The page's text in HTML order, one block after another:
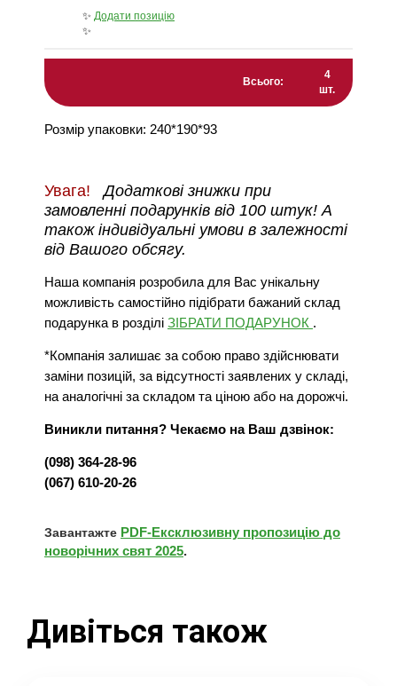
✨ Додати позицію
✨
Всього:
4
шт.
Розмір упаковки: 240*190*93
Увага!
Додаткові знижки при
замовленні подарунків від 100 штук! А
також індивідуальні умови в залежності
від Вашого обсягу.
Наша компанія розробила для Вас унікальну
можливість самостійно підібрати бажаний склад
подарунка в розділі ЗІБРАТИ ПОДАРУНОК .
*Компанія залишає за собою право здійснювати
заміни позицій, за відсутності заявлених у складі,
на аналогічні за складом та ціною або на дорожчі.
Виникли питання? Чекаємо на Ваш дзвінок:
(098) 364-28-96
(067) 610-20-26
Завантажте PDF-Ексклюзивну пропозицію до
новорічних свят 2025.
Дивіться також